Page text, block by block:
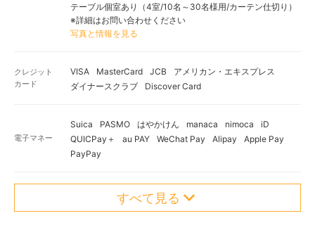
テーブル個室あり（4室/10名～30名様用/カーテン仕切り）
※詳細はお問い合わせください
写真と情報を見る
クレジット
カード
VISA MasterCard JCB
アメリカン・エキスプレス
ダイナースクラブ
Discover Card
電子マネー
Suica PASMO はやかけん manaca nimoca
iD
QUICPay＋
au PAY WeChat Pay Alipay
Apple Pay
PayPay
すべて見る